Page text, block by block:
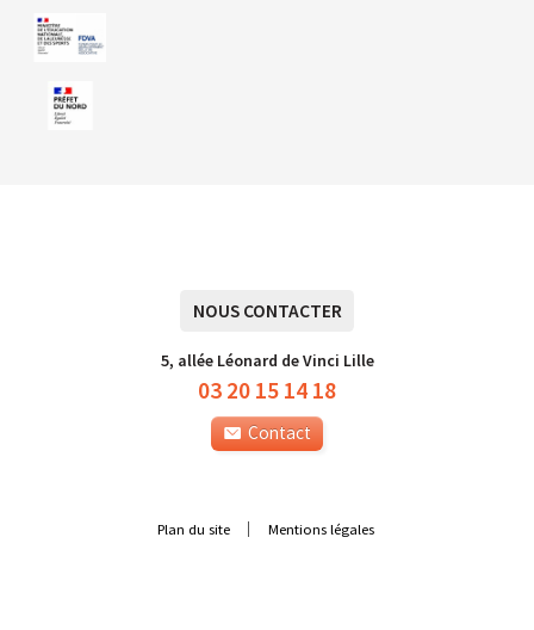
NOUS CONTACTER
5, allée Léonard de Vinci Lille
03 20 15 14 18
Contact
Plan du site Mentions légales